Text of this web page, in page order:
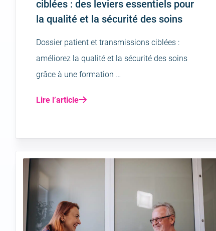
ciblées : des leviers essentiels pour
la qualité et la sécurité des soins
Dossier patient et transmissions ciblées :
améliorez la qualité et la sécurité des soins
grâce à une formation …
Lire l’article